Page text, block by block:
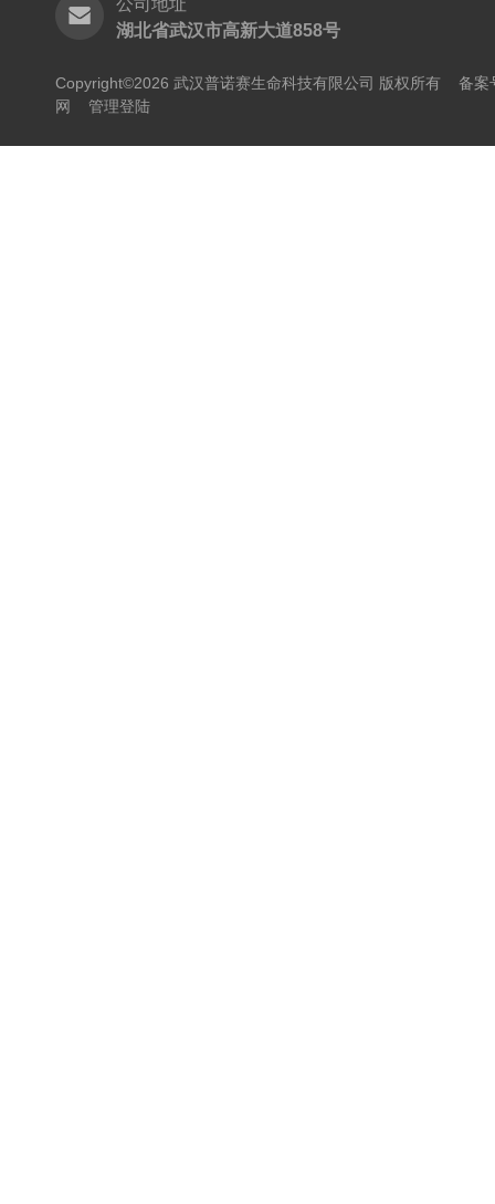
公司地址
湖北省武汉市高新大道858号
Copyright©2026 武汉普诺赛生命科技有限公司 版权所有 备案
网
管理登陆